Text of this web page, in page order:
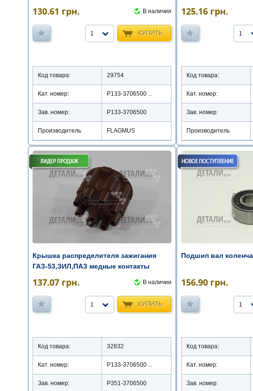
130.61 грн. В наличии
КУПИТЬ
1
Код товара: 29754
Кат. номер: Р133-3706500 ...
Зав. номер: Р133-3706500
Производитель FLAGMUS
125.16 грн.
1
Код товара:
Кат. номер:
Зав. номер:
Производитель
Крышка распределителя зажигания
ГАЗ-53,ЗИЛ,ПАЗ медные контакты
137.07 грн. В наличии
КУПИТЬ
1
Код товара: 32832
Кат. номер: Р133-3706500 ...
Зав. номер: Р351-3706500
Подшип вал
156.90 грн.
1
Код товара:
Кат. номер:
Зав. номер: